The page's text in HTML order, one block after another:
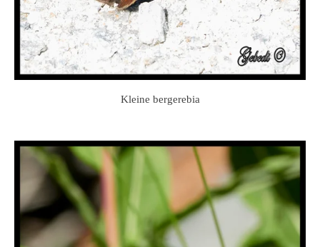
Kleine bergerebia